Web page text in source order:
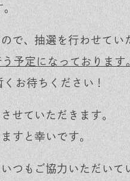
で、抽選を行わせてい
予定になっております
お待ちください！
せていただきます。
すと幸いです。
つもご協力いただいて